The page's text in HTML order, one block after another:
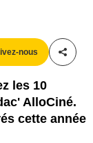
nous
les 10
AlloCiné.
cette année